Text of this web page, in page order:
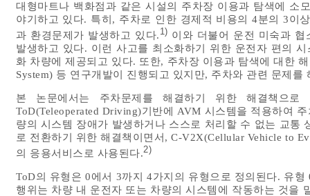
대형마트나 백화점과 같은 시설의 주차장 이용과 탐색에 소
야기하고 있다. 특히, 주차로 인한 경제적 비용의 4분의 3이
과 환경문제가 발생하고 있다. 1) 이와 더불어 운전 미숙과
발생하고 있다. 이런 사고를 최소화하기 위한 운전자 편의
화 차량에 제공되고 있다. 또한, 주차장 이용과 탐색에 대한
System) 등 연구개발이 진행되고 있지만, 주차와 관련 문제를
본 논문에서는 주차문제를 해결하기 위한 해결책으
ToD(Teleoperated Driving)기반에 AVM 시스템을 적용하여
량의 시스템 장애가 발생하거나 스스로 처리할 수 없는 교통
로 전환하기 위한 해결책이면서, C-V2X(Cellular Vehicle to
의 응용서비스로 사용된다.2)
ToD의 유형은 0에서 3까지 4가지의 유형으로 정의된다. 유
행위는 차량 내 운전자 또는 차량의 시스템에 작동하는 것을